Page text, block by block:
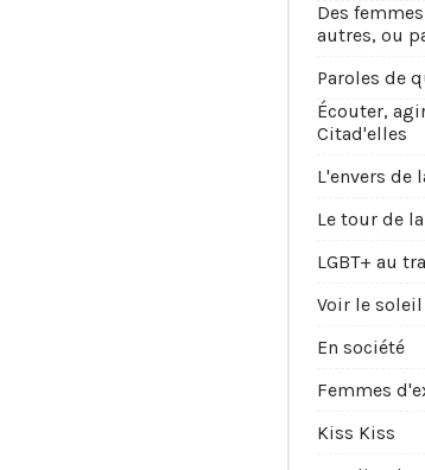
Des
autres, ou
Paroles de
Écouter,
Citad'elles
L'envers de
Le tour de
LGBT+ au
Voir le soleil
En société
Femmes
Kiss Kiss